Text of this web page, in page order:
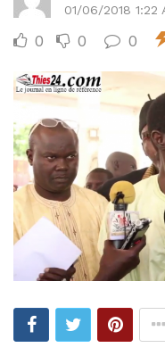
01/06/2018 1:22
0 0 0